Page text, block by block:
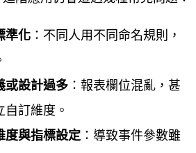
準化 ：不同人用不同命名規則，
或設計過多 ：報表欄位混亂，甚
訂維度。
度與指標設定：導致事件參數雖